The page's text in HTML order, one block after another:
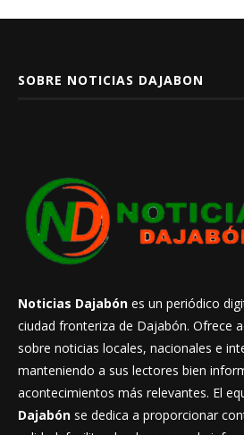
SOBRE NOTICIAS DAJABON
Noticias Dajabón es un periódico
ciudad fronteriza de Dajabón. Ofrece
sobre noticias locales, nacionales e
manteniendo a sus lectores bien
acontecimientos más relevantes. El
Dajabón se dedica a proporcionar